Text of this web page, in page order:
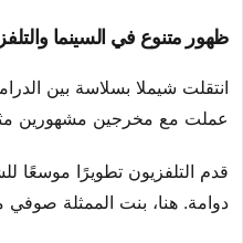
ظهور متنوع في السينما
انتقلت شيملا بسلاسة بين
عملت مع مخرجين مشهورين مثل
قدم التلفزيون تطويرًا
دوامة. هنا، بنت الممثلة